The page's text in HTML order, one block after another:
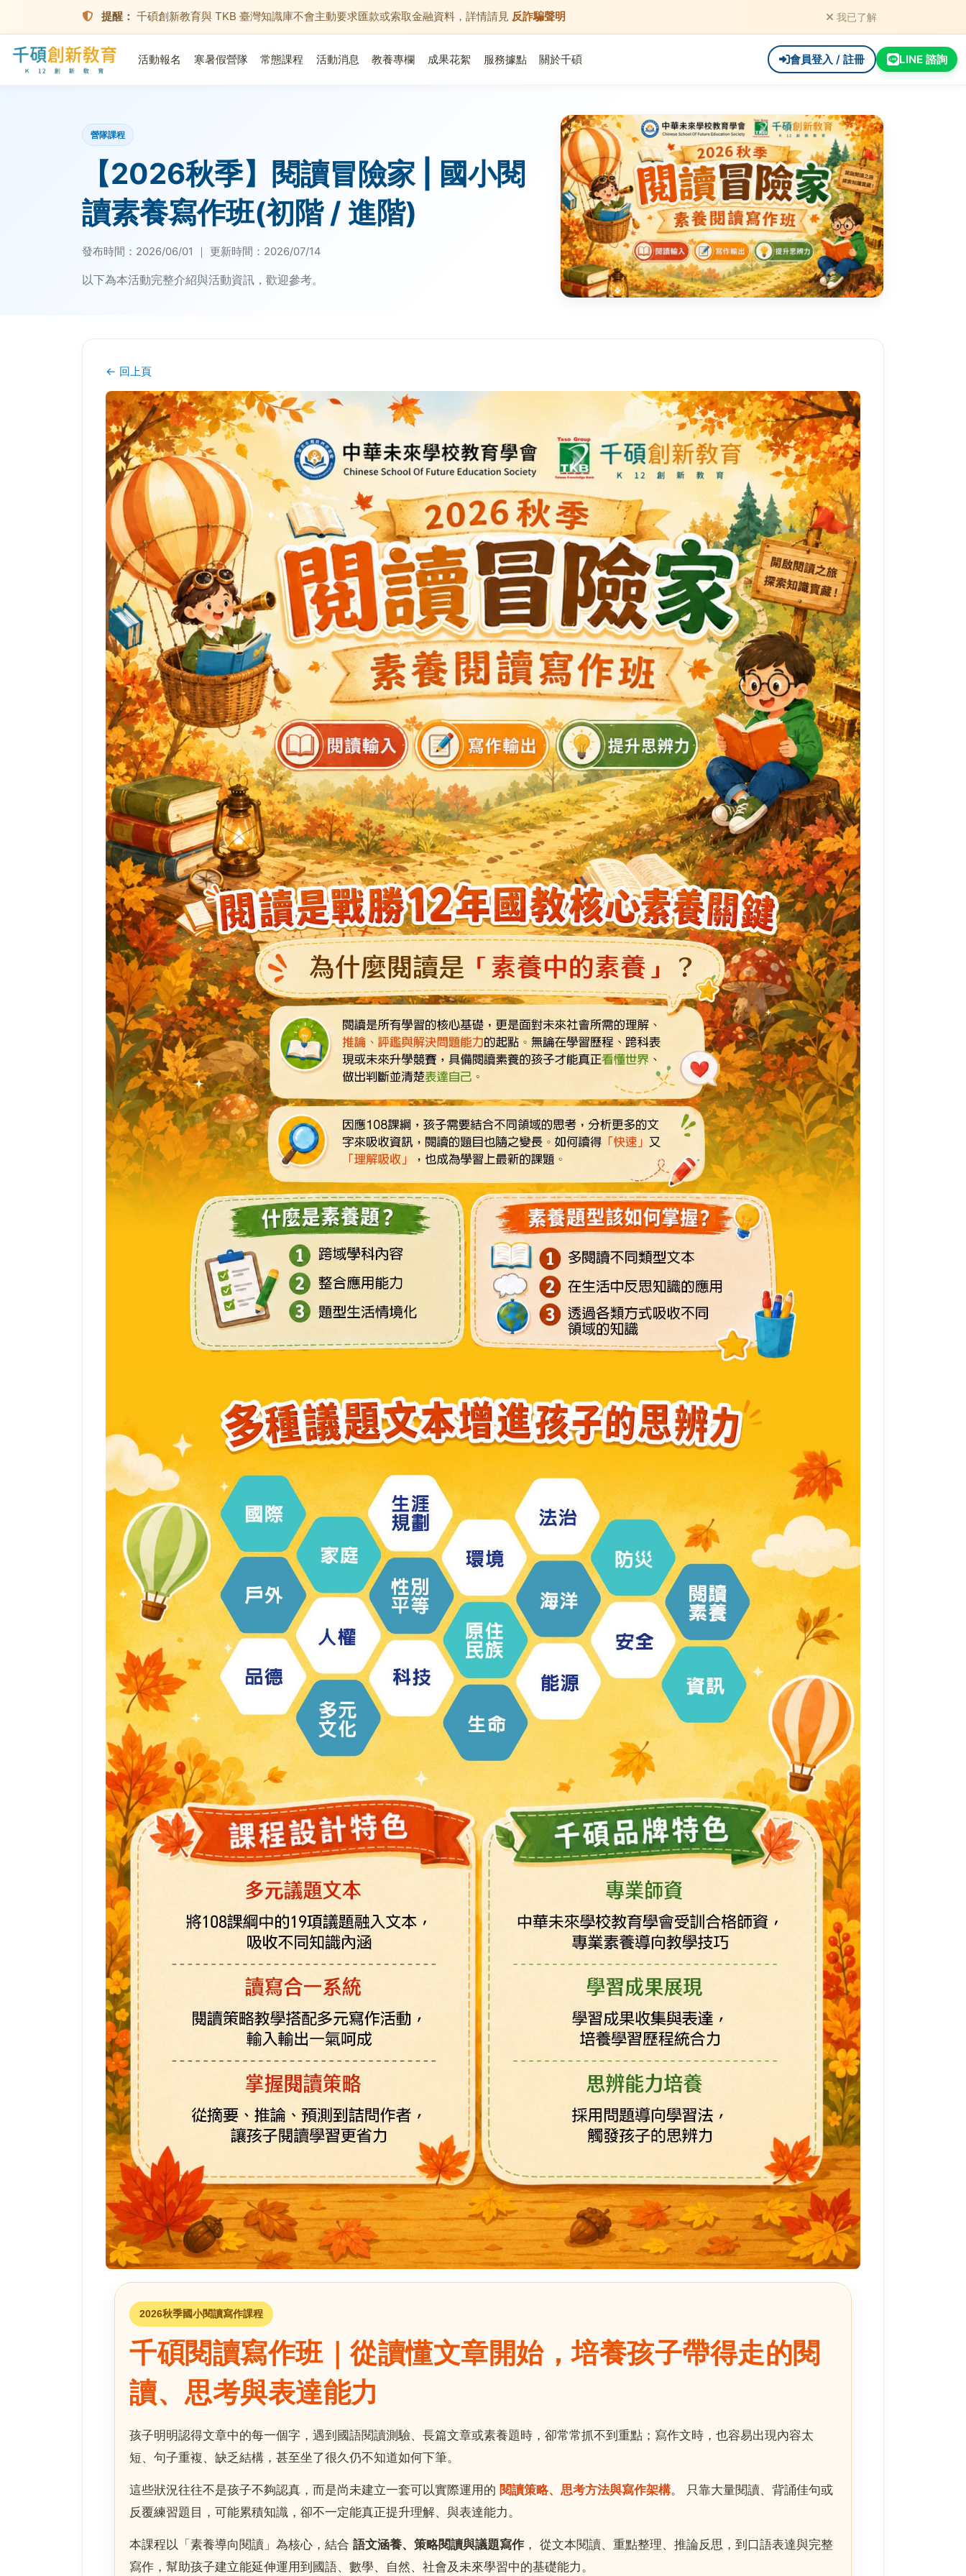
提醒： 千碩創新教育與 TKB 臺灣知識庫不會主動要求匯款或索取金融資料，詳情請見 反詐騙聲明 我已了解
活動報名 寒暑假營隊 常態課程 活動消息 教養專欄 成果花絮 服務據點 關於千碩 會員登入 / 註冊 LINE 諮詢
營隊課程
【2026秋季】閱讀冒險家 | 國小閱
讀素養寫作班(初階 / 進階)
發布時間： 2026/06/01 ｜ 更新時間： 2026/07/14
以下為本活動完整介紹與活動資訊，歡迎參考。
← 回上頁
2026秋季國小閱讀寫作課程
千碩閱讀寫作班｜從讀懂文章開始，培養孩子帶得走的閱
讀、思考與表達能力
孩子明明認得文章中的每一個字，遇到國語閱讀測驗、長篇文章或素養題時，卻常常抓不到重點；寫作文時，也容易出現內容太
短、句子重複、缺乏結構，甚至坐了很久仍不知道如何下筆。
這些狀況往往不是孩子不夠認真，而是尚未建立一套可以實際運用的 閱讀策略、思考方法與寫作架構。 只靠大量閱讀、背誦佳句或
反覆練習題目，可能累積知識，卻不一定能真正提升理解、與表達能力。
本課程以「素養導向閱讀」為核心，結合 語文涵養、策略閱讀與議題寫作 ， 從文本閱讀、重點整理、推論反思，到口語表達與完整
寫作，幫助孩子建立能延伸運用到國語、數學、自然、社會及未來學習中的基礎能力。